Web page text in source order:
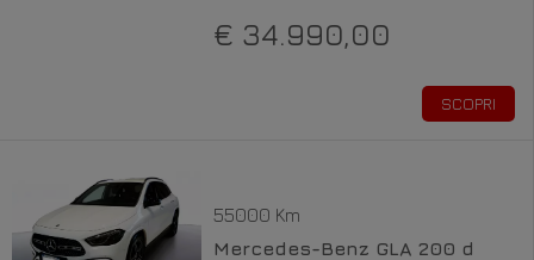
€ 34.990,00
SCOPRI
55000 Km
Mercedes-Benz GLA 200 d